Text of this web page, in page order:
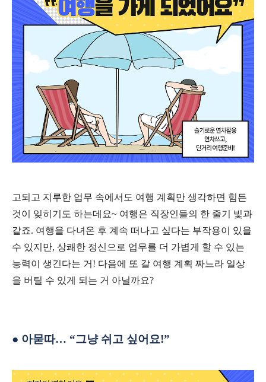
고되고 지루한 업무 속에서도 여행 계획만 생각하면 힘든
것이 잊히기도 하는데요~ 여행은 직장인들의 한 줄기 빛과
같죠. 여행을 다녀온 후 계속 떠나고 싶다는 부작용이 있을
수 있지만, 상쾌한 정신으로 업무를 더 가볍게 할 수 있는
능력이 생긴다는 거 ! 다음에 또 갈 여행 계획 짜느라 일상
을 버틸 수 있게 되는 거 아닐까요?
● 아묻따… “그냥 쉬고 싶어요!”